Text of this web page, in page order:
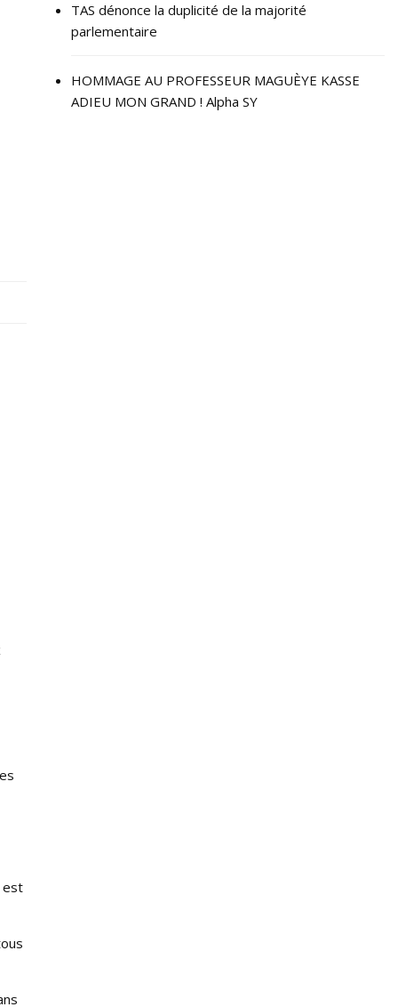
est
TAS dénonce la duplicité de la majorité
parlementaire
HOMMAGE AU PROFESSEUR MAGUÈYE KASSE
ADIEU MON GRAND ! Alpha SY